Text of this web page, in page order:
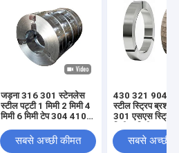
जड़ना 316 301 स्टेनलेस
स्टील पट्टी 1 मिमी 2 मिमी 4
मिमी 6 मिमी टेप 304 410
सबसे अच्छी कीमत
430 321 904l
स्टील स्ट्रिप ब्रश
301 एसएस स्ट्रिप
सबसे अच्छी